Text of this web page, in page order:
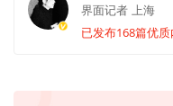
界面记者 上海
已发布168篇优